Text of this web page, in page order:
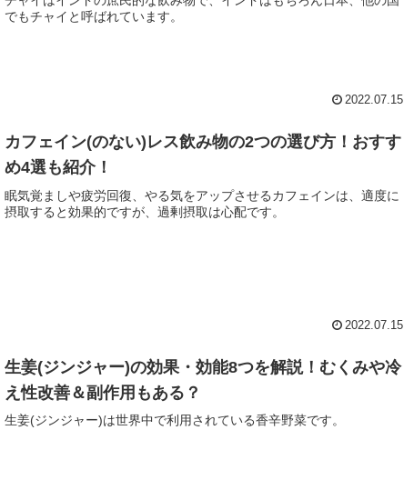
でもチャイと呼ばれています。
2022.07.15
カフェイン(のない)レス飲み物の2つの選び方！おすす
め4選も紹介！
眠気覚ましや疲労回復、やる気をアップさせるカフェインは、適度に
摂取すると効果的ですが、過剰摂取は心配です。
2022.07.15
生姜(ジンジャー)の効果・効能8つを解説！むくみや冷
え性改善＆副作用もある？
生姜(ジンジャー)は世界中で利用されている香辛野菜です。